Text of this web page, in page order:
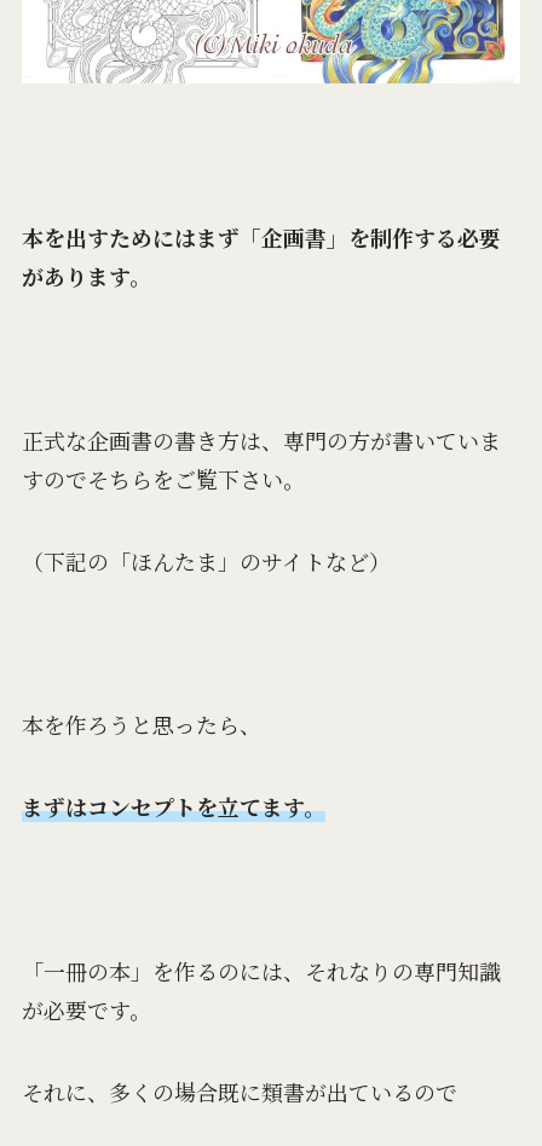
本を出すためにはまず「企画書」を制作する必要
があります。
正式な企画書の書き方は、専門の方が書いていま
すのでそちらをご覧下さい。
（下記の「ほんたま」のサイトなど）
本を作ろうと思ったら、
まずはコンセプトを立てます。
「一冊の本」を作るのには、それなりの専門知識
が必要です。
それに、多くの場合既に類書が出ているので